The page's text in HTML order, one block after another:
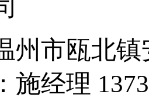
州市瓯北
施经理